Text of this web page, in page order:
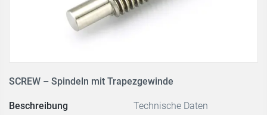
SCREW – Spindeln mit Trapezgewinde
Beschreibung Technische Daten